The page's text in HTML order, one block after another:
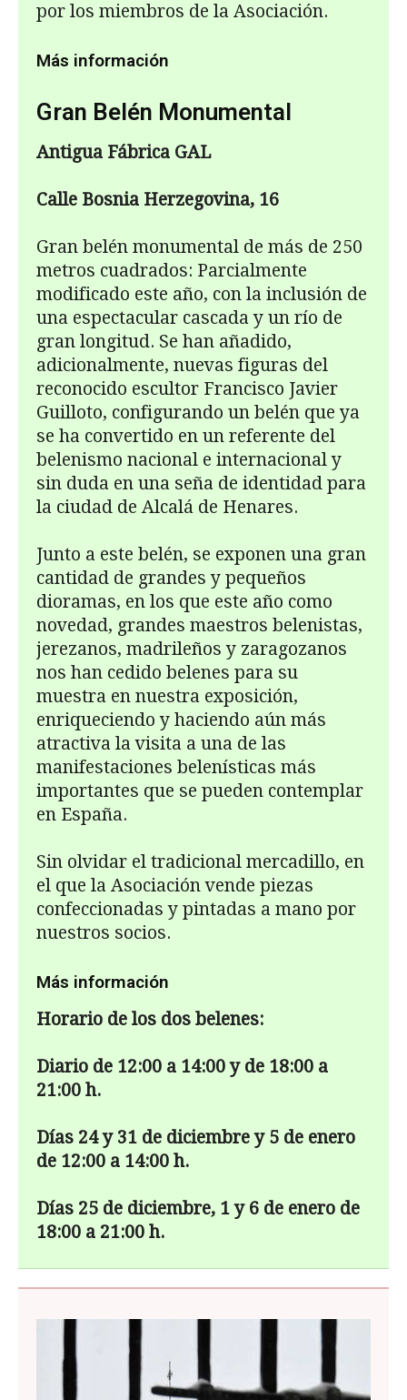
por los miembros de la Asociación.
Más información
Gran Belén Monumental
Antigua Fábrica GAL
Calle Bosnia Herzegovina, 16
Gran belén monumental de más de 250
metros cuadrados: Parcialmente
modifi­cado este año, con la inclusión de
una espectacular cascada y un río de
gran longi­tud. Se han añadido,
adicionalmente, nuevas figuras del
reconocido escultor Francisco Javier
Guilloto, configurando un belén que ya
se ha convertido en un re­ferente del
belenismo nacional e internacional y
sin duda en una seña de identidad para
la ciudad de Alcalá de Henares.
Junto a este belén, se exponen una gran
cantidad de grandes y pequeños
dioramas, en los que este año como
novedad, grandes maestros belenistas,
jerezanos, madrile­ños y zaragozanos
nos han cedido belenes para su
muestra en nuestra exposición,
enriqueciendo y haciendo aún más
atractiva la visita a una de las
manifestaciones belenísticas más
importantes que se pueden contemplar
en España.
Sin olvidar el tradicional mercadillo, en
el que la Asociación vende piezas
confeccio­nadas y pintadas a mano por
nuestros socios.
Más información
Horario de los dos belenes:
Diario de 12:00 a 14:00 y de 18:00 a
21:00 h.
Días 24 y 31 de diciembre y 5 de enero
de 12:00 a 14:00 h.
Días 25 de diciembre, 1 y 6 de enero de
18:00 a 21:00 h.